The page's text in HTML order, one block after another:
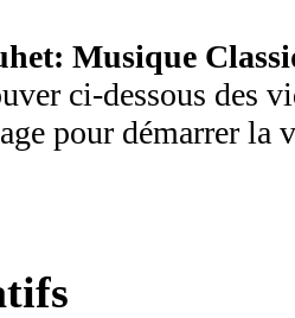
Musique
ci-dessous des
pour démarrer la